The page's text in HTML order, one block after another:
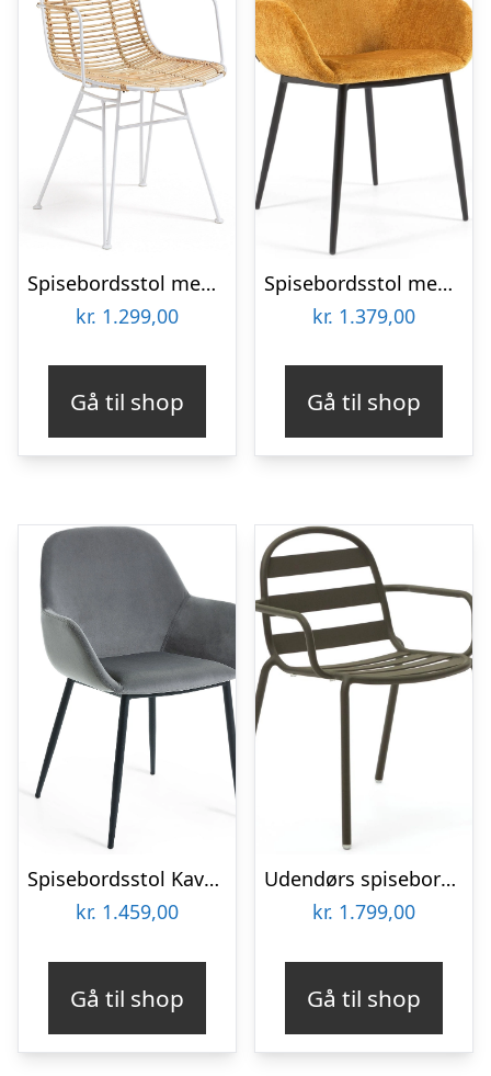
Spisebordsstol med armlæn Kave Home Tishana håndflettet rattan natur/hvid
kr. 1.299,00
Gå til shop
Spisebordsstol med armlæn Kave Home Konna i sennepsgul chenille og sort metal
kr. 1.379,00
Gå til shop
Spisebordsstol Kave Home Konna med armlæn fløjlsbetræk velour skiffergrå sort metalstel
kr. 1.459,00
Gå til shop
Udendørs spisebordsstol med armlæn Kave Home Joncols grøn aluminium
kr. 1.799,00
Gå til shop